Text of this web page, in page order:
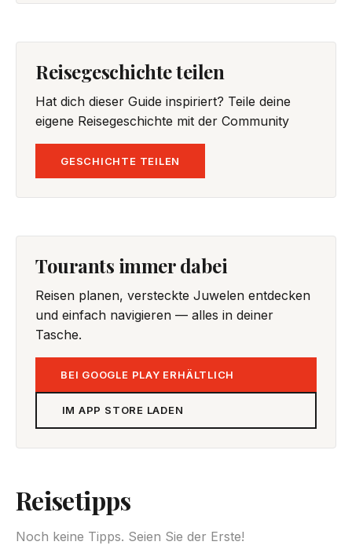
Reisegeschichte teilen
Hat dich dieser Guide inspiriert? Teile deine
eigene Reisegeschichte mit der Community
GESCHICHTE TEILEN
Tourants immer dabei
Reisen planen, versteckte Juwelen entdecken
und einfach navigieren — alles in deiner
Tasche.
BEI GOOGLE PLAY ERHÄLTLICH
IM APP STORE LADEN
Reisetipps
Noch keine Tipps. Seien Sie der Erste!